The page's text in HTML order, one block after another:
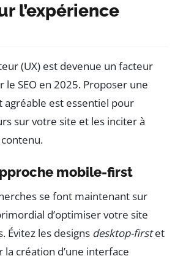
l’expérience
(UX) est devenue un facteur
SEO en 2025. Proposer une
est essentiel pour
sur votre site et les inciter à
mobile-first
se font maintenant sur
d’optimiser votre site
Évitez les designs desktop-firstet
la création d’une interface